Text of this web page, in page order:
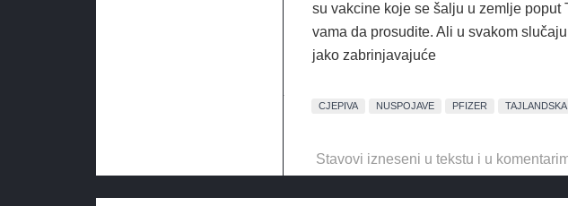
su vakcine koje se šalju u zemlje
vama da prosudite. Ali u svakom
jako zabrinjavajuće
CJEPIVA NUSPOJAVE PFIZER
Stavovi izneseni u tekstu i u